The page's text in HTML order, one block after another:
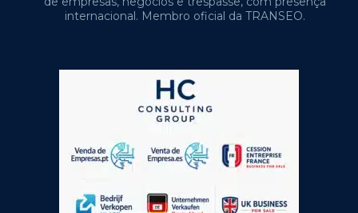
internacional. Membro oficial da TRANSEO.